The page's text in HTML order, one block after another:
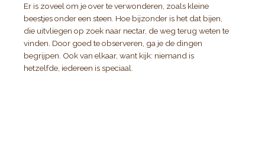
Er is zoveel om je over te verwonderen, zoals kleine
beestjes onder een steen. Hoe bijzonder is het dat bijen,
die uitvliegen op zoek naar nectar, de weg terug weten te
vinden. Door goed te observeren, ga je de dingen
begrijpen. Ook van elkaar, want kijk: niemand is
hetzelfde, iedereen is speciaal.